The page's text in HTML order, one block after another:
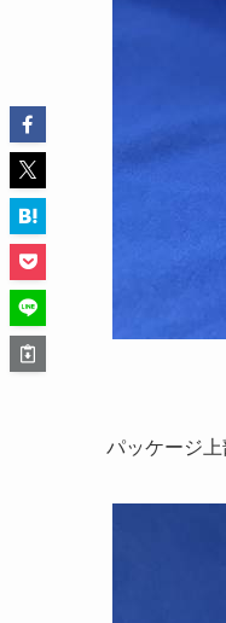
パッケージ